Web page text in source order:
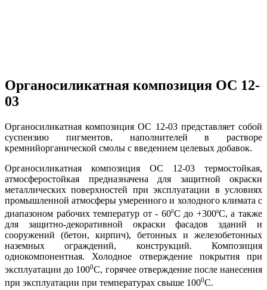
Органосиликатная композиция ОС 12-
03
Органосиликатная композиция ОС 12-03 представляет собой
суспензию пигментов, наполнителей в растворе
кремнийорганической смолы с введением целевых добавок.
Органосиликатная композиция ОС 12-03 термостойкая,
атмосферостойкая предназначена для защитной окраски
металлических поверхностей при эксплуатации в условиях
промышленной атмосферы умеренного и холодного климата с
диапазоном рабочих температур от - 600С до +3000С, а также
для защитно-декоративной окраски фасадов зданий и
сооружений (бетон, кирпич), бетонных и железобетонных
наземных ограждений, конструкций. Композиция
однокомпонентная. Холодное отверждение покрытия при
эксплуатации до 1000С, горячее отверждение после нанесения
при эксплуатации при температурах свыше 1000С.